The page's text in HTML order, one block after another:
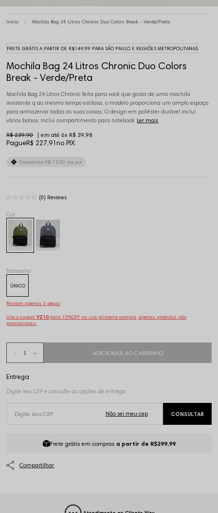
Início Mochila Bag 24 Litros Chronic Duo Colors Break - Verde/Preta
FRETE GRÁTIS A PARTIR DE R$149,99 PARA SÃO PAULO E REGIÕES METROPOLITANAS
Mochila Bag 24 Litros Chronic Duo Colors
Break - Verde/Preta
Mochila Bag 24 Litros Chronic feita para você que gosta de uma mochila
resistente q ao mesmo tempo estilosa, o modelo proporciona um amplo espaço
para armazenar todas as suas coisas. O design em poliéster durável inclui
vários bolsos. Inclui compartimento para notebook Ler mais
PagueR$ 227,91no PIX
R$ 239,90 6x R$ 39,98
Economize R$ 12,00 via pix
(0)
Tamanho
ÚNICO
Restam apenas 3 peças
Use o cupomVZ10 para 10%OFF na sua primeira compra, apenas produtos não
promocionais
Frete grátis em compras a partir de R$299,99